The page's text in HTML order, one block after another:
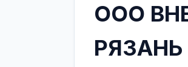
ООО
РЯЗАНЬ